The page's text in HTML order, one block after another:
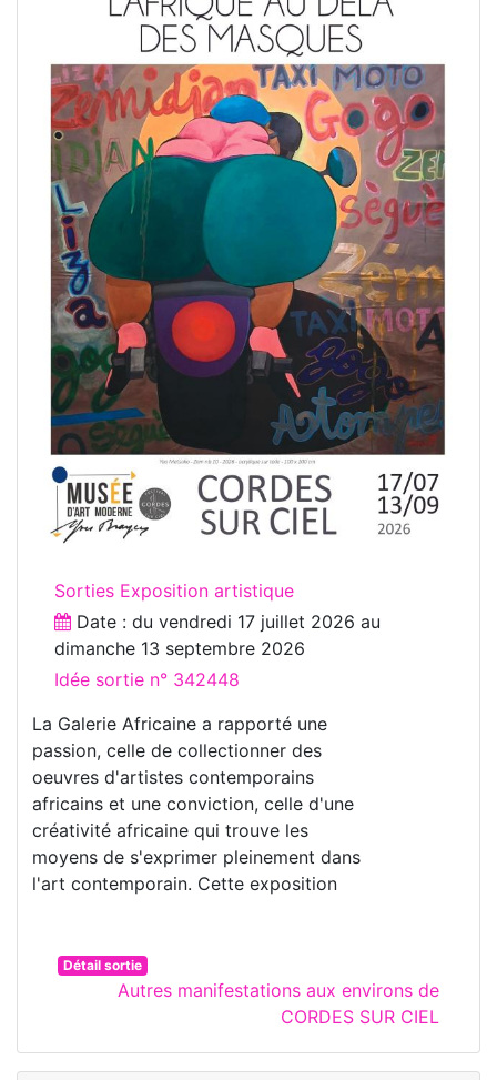
Sorties Exposition artistique
Date : du vendredi 17 juillet 2026 au
dimanche 13 septembre 2026
Idée sortie n° 342448
La Galerie Africaine a rapporté une
passion, celle de collectionner des
oeuvres d'artistes contemporains
africains et une conviction, celle d'une
créativité africaine qui trouve les
moyens de s'exprimer pleinement dans
l'art contemporain. Cette exposition
Détail sortie
Autres manifestations aux environs de
CORDES SUR CIEL